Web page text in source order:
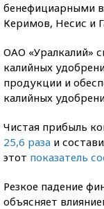
бенефициарными
Керимов, Несис и
ОАО «Уралкалий»
калийных
продукции и
калийных
Чистая прибыль
25,6 раза и
этот показатель
Резкое падение
объясняет